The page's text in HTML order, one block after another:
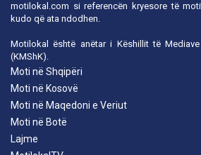
motilokal.com si referencën kryesore të
kudo që ata ndodhen.
Motilokal është anëtar i Këshillit të
(KMShK).
Moti në Shqipëri
Moti në Kosovë
Moti në Maqedoni e Veriut
Moti në Botë
Lajme